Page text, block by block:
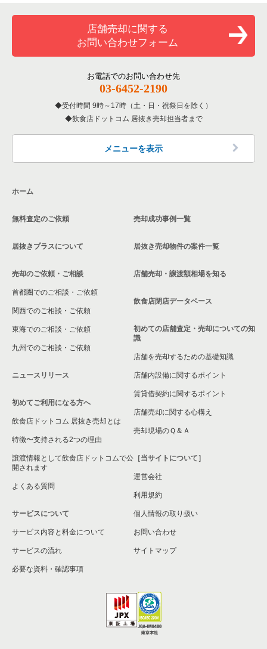
店舗売却に関する
お問い合わせフォーム
お電話でのお問い合わせ先
03-6452-2190
受付時間 9時～17時（土・日・祝祭日を除く）
飲食店ドットコム 居抜き売却担当者まで
メニューを表示
ホーム
無料査定のご依頼
居抜きプラスについて
売却のご依頼・ご相談
首都圏でのご相談・ご依頼
関西でのご相談・ご依頼
東海でのご相談・ご依頼
九州でのご相談・ご依頼
ニュースリリース
初めてご利用になる方へ
飲食店ドットコム 居抜き売却とは
特徴〜支持される2つの理由
譲渡情報として飲食店ドットコムで公
開されます
よくある質問
サービスについて
サービス内容と料金について
サービスの流れ
必要な資料・確認事項
売却成功事例一覧
居抜き売却物件の案件一覧
店舗売却・譲渡額相場を知る
飲食店閉店データベース
初めての店舗査定・売却についての知
識
店舗を売却するための基礎知識
店舗内設備に関するポイント
賃貸借契約に関するポイント
店舗売却に関する心構え
売却現場のＱ＆Ａ
［当サイトについて］
運営会社
利用規約
個人情報の取り扱い
お問い合わせ
サイトマップ